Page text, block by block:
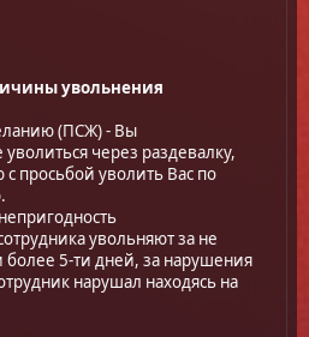
увольнения
(ПСЖ) - Вы
через раздевалку,
просьбой уволить Вас по
увольняют за не
более 5-ти дней, за нарушения
нарушал находясь на